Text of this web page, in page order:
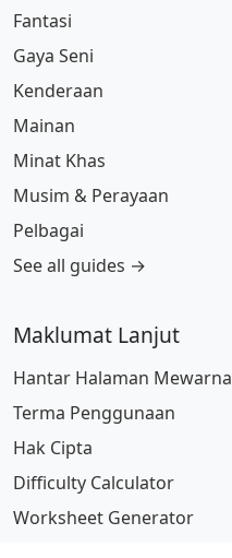
Fantasi
Gaya Seni
Kenderaan
Mainan
Minat Khas
Musim & Perayaan
Pelbagai
See all guides →
Maklumat Lanjut
Hantar Halaman Mewarna
Terma Penggunaan
Hak Cipta
Difficulty Calculator
Worksheet Generator